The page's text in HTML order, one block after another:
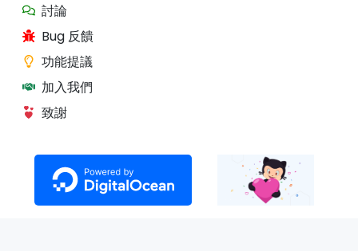
討論
Bug 反饋
功能提議
加入我們
致謝